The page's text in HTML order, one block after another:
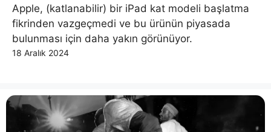
Apple, (katlanabilir) bir iPad kat modeli başlatma
fikrinden vazgeçmedi ve bu ürünün piyasada
bulunması için daha yakın görünüyor.
18 Aralık 2024